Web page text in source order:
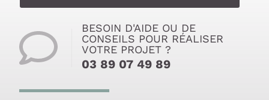
BESOIN D'AIDE OU DE
CONSEILS POUR RÉALISER
VOTRE PROJET ?
03 89 07 49 89